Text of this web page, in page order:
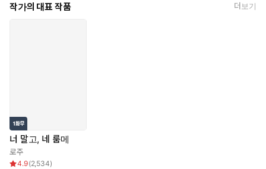
작가의 대표 작품 더보기
너 말고, 네 룸메
로주
4.9(2,534)